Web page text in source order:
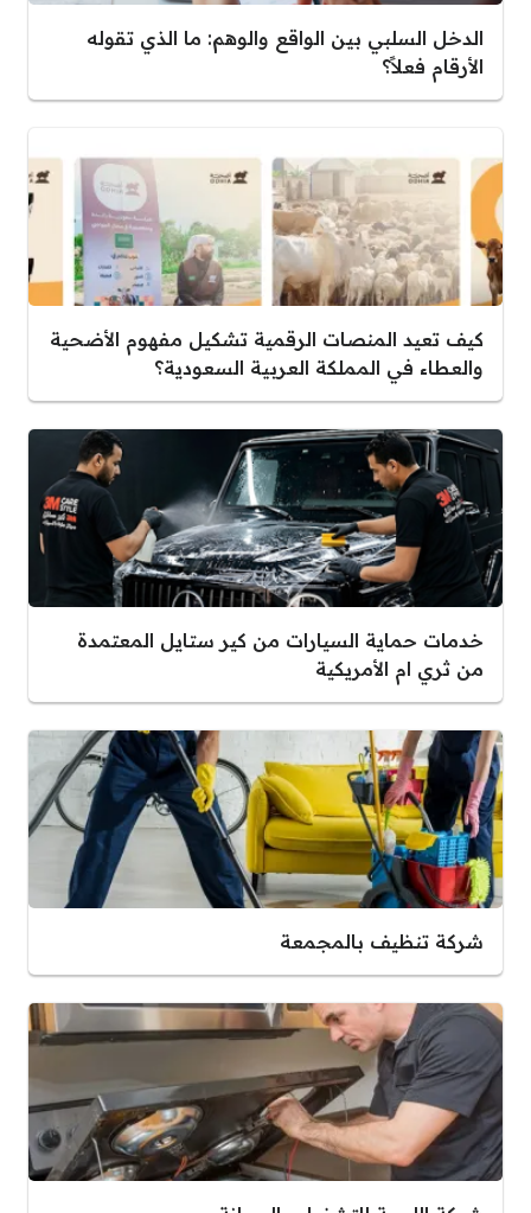
الدخل السلبي بين الواقع والوهم: ما الذي تقوله
الأرقام فعلاً؟
كيف تعيد المنصات الرقمية تشكيل مفهوم الأضحية
والعطاء في المملكة العربية السعودية؟
خدمات حماية السيارات من كير ستايل المعتمدة
من ثري ام الأمريكية
شركة تنظيف بالمجمعة